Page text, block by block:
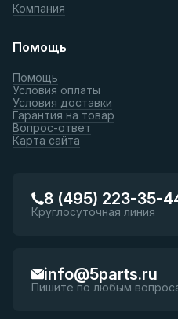
Компания
Помощь
Помощь
Условия оплаты
Условия доставки
Гарантия на товар
Вопрос-ответ
Карта сайта
8 (495) 223-35-
Круглосуточная линия
info@5parts.ru
Пишите по любым